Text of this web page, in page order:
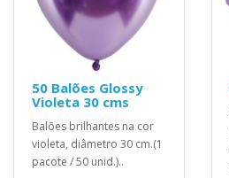
50 Balões Glossy
Violeta 30 cms
Balões brilhantes na cor
violeta, diâmetro 30 cm.(1
pacote / 50 unid.)..